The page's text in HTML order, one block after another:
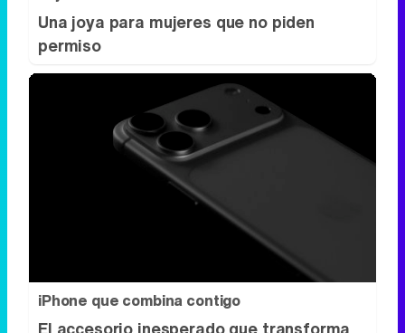
iPhone que combina contigo
El accesorio inesperado que transforma